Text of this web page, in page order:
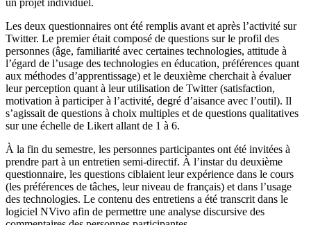
Les deux questionnaires ont été remplis avant et après l’activité sur
Twitter. Le premier était composé de questions sur le profil des
personnes (âge, familiarité avec certaines technologies, attitude à
l’égard de l’usage des technologies en éducation, préférences quant
aux méthodes d’apprentissage) et le deuxième cherchait à évaluer
leur perception quant à leur utilisation de Twitter (satisfaction,
motivation à participer à l’activité, degré d’aisance avec l’outil). Il
s’agissait de questions à choix multiples et de questions qualitatives
sur une échelle de Likert allant de 1 à 6.
À la fin du semestre, les personnes participantes ont été invitées à
prendre part à un entretien semi-directif. À l’instar du deuxième
questionnaire, les questions ciblaient leur expérience dans le cours
(les préférences de tâches, leur niveau de français) et dans l’usage
des technologies. Le contenu des entretiens a été transcrit dans le
logiciel NVivo afin de permettre une analyse discursive des